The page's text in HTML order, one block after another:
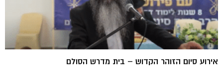
אירוע סיום הזוהר הקדוש – בית מדרש הסולם